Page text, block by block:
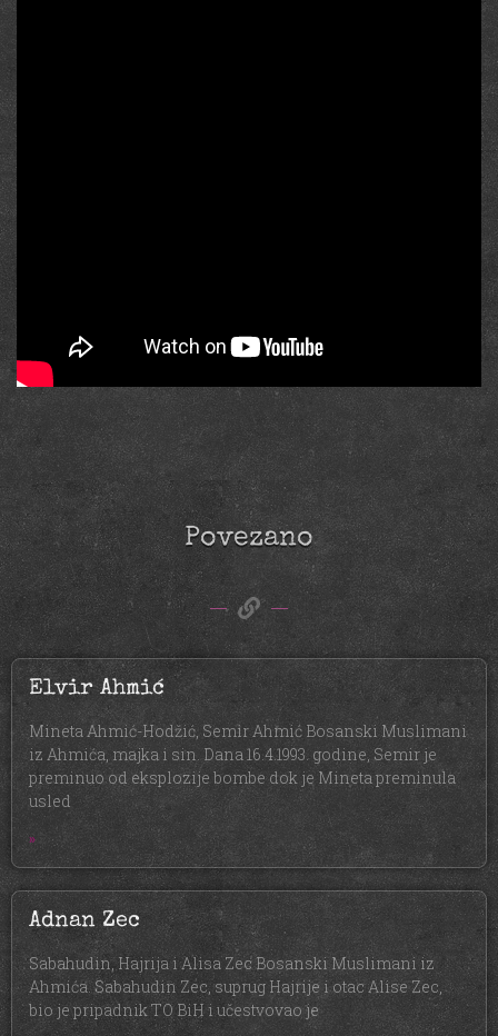
Povezano
Elvir Ahmić
Mineta Ahmić-Hodžić, Semir Ahmić Bosanski Muslimani
iz Ahmića, majka i sin. Dana 16.4.1993. godine, Semir je
preminuo od eksplozije bombe dok je Mineta preminula
usled
»
Adnan Zec
Sabahudin, Hajrija i Alisa Zec Bosanski Muslimani iz
Ahmića. Sabahudin Zec, suprug Hajrije i otac Alise Zec,
bio je pripadnik TO BiH i učestvovao je